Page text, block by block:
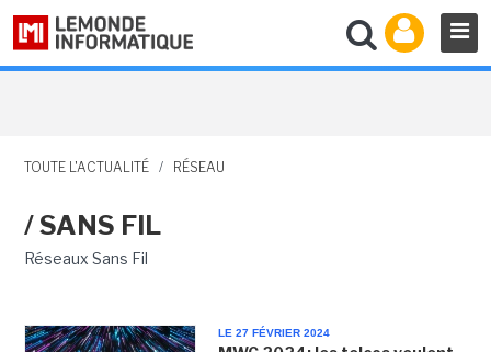
TOUTE L'ACTUALITÉ / RÉSEAU
/ SANS FIL
Réseaux Sans Fil
LE 27 FÉVRIER 2024